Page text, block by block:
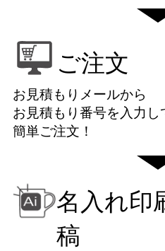
ご注文
お見積もりメールから
お見積もり番号を入力し
簡単ご注文！
名入れ印
稿